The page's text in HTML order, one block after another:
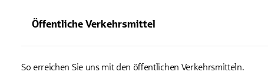
Öffentliche Verkehrsmittel
So erreichen Sie uns mit den öffentlichen Verkehrsmitteln.